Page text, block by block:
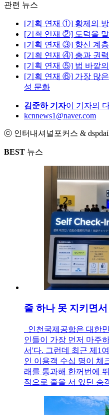
관련 뉴스
[기획 연재 ①] 황제의
[기획 연재 ②] 도덕을
[기획 연재 ③] 향신 계
[기획 연재 ④] 총과 권
[기획 연재 ⑤] 법 바깥
[기획 연재 ⑥] 가장 많
성 문화
김준하 기자이 기자의
kcnnews1@naver.com
ⓒ 인터내셔널포커스 &
BEST 뉴스
줄 하나 못 지키면
인천국제공항은 대한
인들이 가장 먼저 마주
서'다. 그런데 최근 제1
인 이용객 수십 명이 체
래를 통과해 한꺼번에
적으로 줄을 서 있던 승